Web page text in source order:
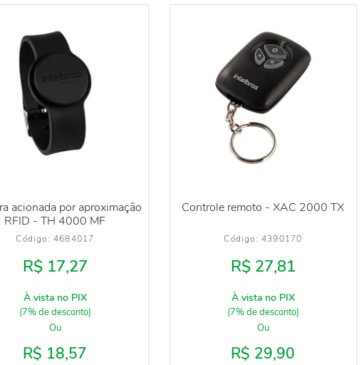
acionada por aproximação
RFID - TH 4000 MF
Código: 4684017
R$ 17,27
À vista no PIX
(7% de desconto)
Ou
R$ 18,57
Controle remoto - XAC 2000 TX
Código: 4390170
R$ 27,81
À vista no PIX
(7% de desconto)
Ou
R$ 29,90